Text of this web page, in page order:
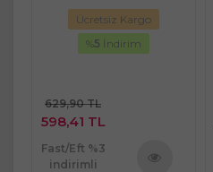
Ücretsiz Kargo
%5 İndirim
629,90 TL
598,41 TL
Fast/Eft %3
indirimli